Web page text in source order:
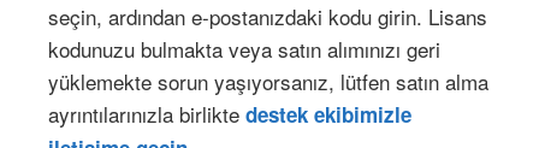
seçin, ardından e-postanızdaki kodu girin. Lisans
kodunuzu bulmakta veya satın alımınızı geri
yüklemekte sorun yaşıyorsanız, lütfen satın alma
ayrıntılarınızla birlikte destek ekibimizle